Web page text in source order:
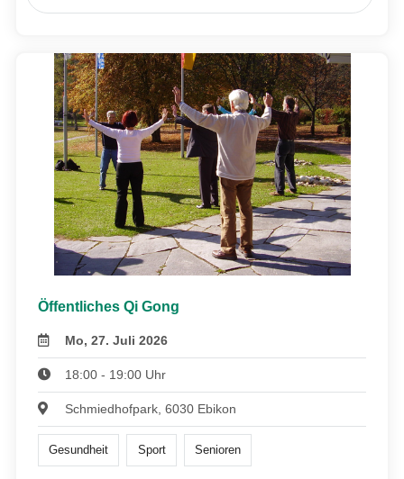
Öffentliches Qi Gong
Mo, 27. Juli 2026
18:00 - 19:00 Uhr
Schmiedhofpark, 6030 Ebikon
Gesundheit Sport Senioren